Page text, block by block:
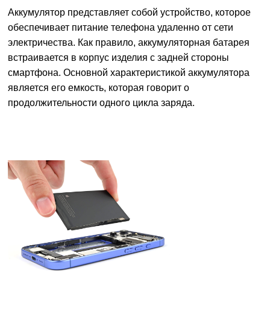
Аккумулятор представляет собой устройство, которое
обеспечивает питание телефона удаленно от сети
электричества. Как правило, аккумуляторная батарея
встраивается в корпус изделия с задней стороны
смартфона. Основной характеристикой аккумулятора
является его емкость, которая говорит о
продолжительности одного цикла заряда.